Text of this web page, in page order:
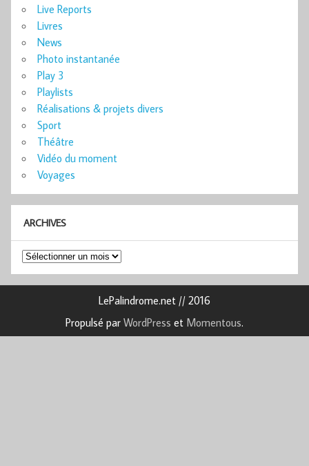
Live Reports
Livres
News
Photo instantanée
Play 3
Playlists
Réalisations & projets divers
Sport
Théâtre
Vidéo du moment
Voyages
ARCHIVES
Archives
LePalindrome.net // 2016
Propulsé par WordPress et Momentous.